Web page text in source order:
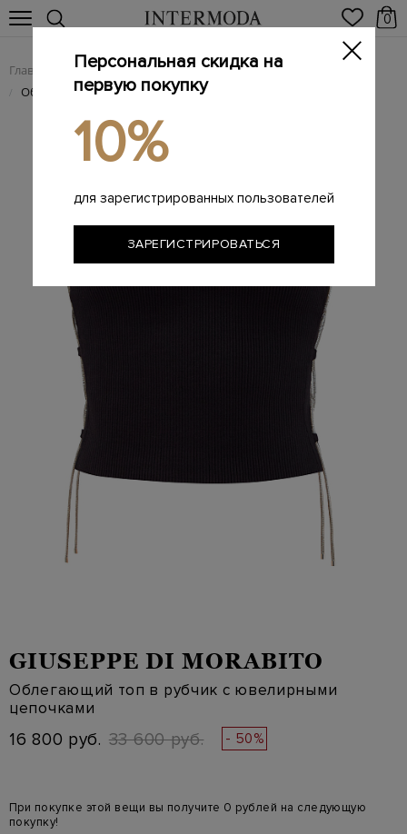
0
Главная Женщинам / Женская одежда / Женские блузы
/ Облегающий топ в рубчик с ювелирными цепочками
GIUSEPPE DI MORABITO
Облегающий топ в рубчик с ювелирными
цепочками
16 800 руб. 33 600 руб. - 50%
При покупке этой вещи вы получите 0 рублей на следующую
покупку!
Персональная скидка на
первую покупку
10%
для зарегистрированных пользователей
ЗАРЕГИСТРИРОВАТЬСЯ